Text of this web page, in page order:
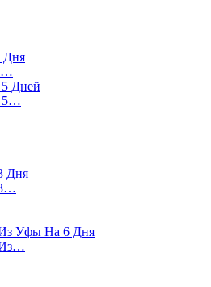
Дня
Дней
5…
Дня
Уфы На 6 Дня
Из…